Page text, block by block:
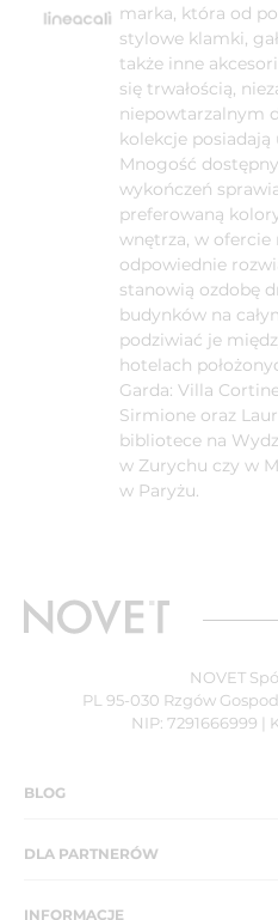
marka, która od
stylowe klamki,
także inne
się trwałością,
niepowtarzalnym
kolekcje
Mnogość
wykończeń
preferowaną
wnętrza, w
odpowiednie
stanowią ozdobę
budynków na
podziwiać je
hotelach
Garda: Villa
Sirmione oraz
bibliotece na
w Zurychu czy w
w Paryżu.
NOVET
PL 95-030 Rzgów
NIP: 7291666999 |
BLOG
DLA PARTNERÓW
INFORMACJE